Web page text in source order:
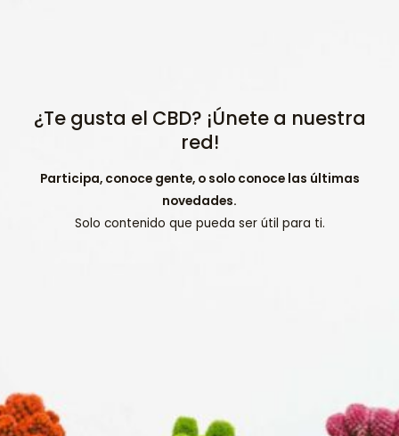
¿Te gusta el CBD? ¡Únete a nuestra
red!
Participa, conoce gente, o solo conoce las últimas
novedades.
Solo contenido que pueda ser útil para ti.